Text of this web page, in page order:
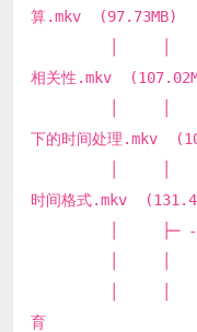
算.mkv (97.73MB)
│ │ ├─
相关性.mkv
│ │ ├─
下的时间处理.mkv
│ │ ├─
时间格式.mkv
│ ├─ -08
│ │
│ │ │
育